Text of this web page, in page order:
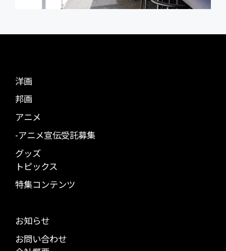
洋画
邦画
アニメ
-アニメ宣伝受託募集
グッズ
トピックス
特集コンテンツ
お知らせ
お問い合わせ